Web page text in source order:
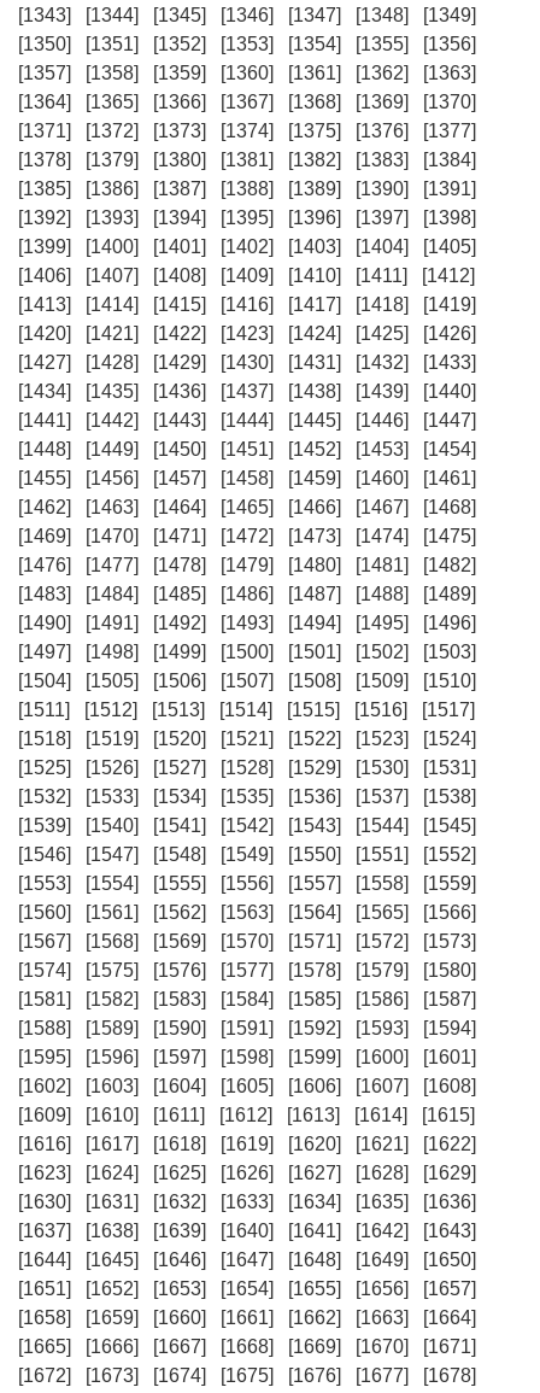
[1343]
[1344] [1345] [1346] [1347] [1348]
[1349]
[1350]
[1351] [1352] [1353] [1354] [1355]
[1356]
[1357]
[1358] [1359] [1360] [1361] [1362]
[1363]
[1364]
[1365] [1366] [1367] [1368] [1369]
[1370]
[1371]
[1372] [1373] [1374] [1375] [1376]
[1377]
[1378]
[1379] [1380] [1381] [1382] [1383]
[1384]
[1385]
[1386] [1387] [1388] [1389] [1390]
[1391]
[1392]
[1393] [1394] [1395] [1396] [1397]
[1398]
[1399]
[1400] [1401] [1402] [1403] [1404]
[1405]
[1406]
[1407] [1408] [1409] [1410] [1411]
[1412]
[1413]
[1414] [1415] [1416] [1417] [1418]
[1419]
[1420]
[1421] [1422] [1423] [1424] [1425]
[1426]
[1427]
[1428] [1429] [1430] [1431] [1432]
[1433]
[1434]
[1435] [1436] [1437] [1438] [1439]
[1440]
[1441]
[1442] [1443] [1444] [1445] [1446]
[1447]
[1448]
[1449] [1450] [1451] [1452] [1453]
[1454]
[1455]
[1456] [1457] [1458] [1459] [1460]
[1461]
[1462]
[1463] [1464] [1465] [1466] [1467]
[1468]
[1469]
[1470] [1471] [1472] [1473] [1474]
[1475]
[1476]
[1477] [1478] [1479] [1480] [1481]
[1482]
[1483]
[1484] [1485] [1486] [1487] [1488]
[1489]
[1490]
[1491] [1492] [1493] [1494] [1495]
[1496]
[1497]
[1498] [1499] [1500] [1501] [1502]
[1503]
[1504]
[1505] [1506] [1507] [1508] [1509]
[1510]
[1511]
[1512] [1513] [1514] [1515] [1516]
[1517]
[1518]
[1519] [1520] [1521] [1522] [1523]
[1524]
[1525]
[1526] [1527] [1528] [1529] [1530]
[1531]
[1532]
[1533] [1534] [1535] [1536] [1537]
[1538]
[1539]
[1540] [1541] [1542] [1543] [1544]
[1545]
[1546]
[1547] [1548] [1549] [1550] [1551]
[1552]
[1553]
[1554] [1555] [1556] [1557] [1558]
[1559]
[1560]
[1561] [1562] [1563] [1564] [1565]
[1566]
[1567]
[1568] [1569] [1570] [1571] [1572]
[1573]
[1574]
[1575] [1576] [1577] [1578] [1579]
[1580]
[1581]
[1582] [1583] [1584] [1585] [1586]
[1587]
[1588]
[1589] [1590] [1591] [1592] [1593]
[1594]
[1595]
[1596] [1597] [1598] [1599] [1600]
[1601]
[1602]
[1603] [1604] [1605] [1606] [1607]
[1608]
[1609]
[1610] [1611] [1612] [1613] [1614]
[1615]
[1616]
[1617] [1618] [1619] [1620] [1621]
[1622]
[1623]
[1624] [1625] [1626] [1627] [1628]
[1629]
[1630]
[1631] [1632] [1633] [1634] [1635]
[1636]
[1637]
[1638] [1639] [1640] [1641] [1642]
[1643]
[1644]
[1645] [1646] [1647] [1648] [1649]
[1650]
[1651]
[1652] [1653] [1654] [1655] [1656]
[1657]
[1658]
[1659] [1660] [1661] [1662] [1663]
[1664]
[1665]
[1666] [1667] [1668] [1669] [1670]
[1671]
[1672]
[1673] [1674] [1675] [1676] [1677]
[1678]